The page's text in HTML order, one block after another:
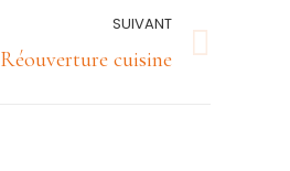
SUIVANT
Réouverture cuisine